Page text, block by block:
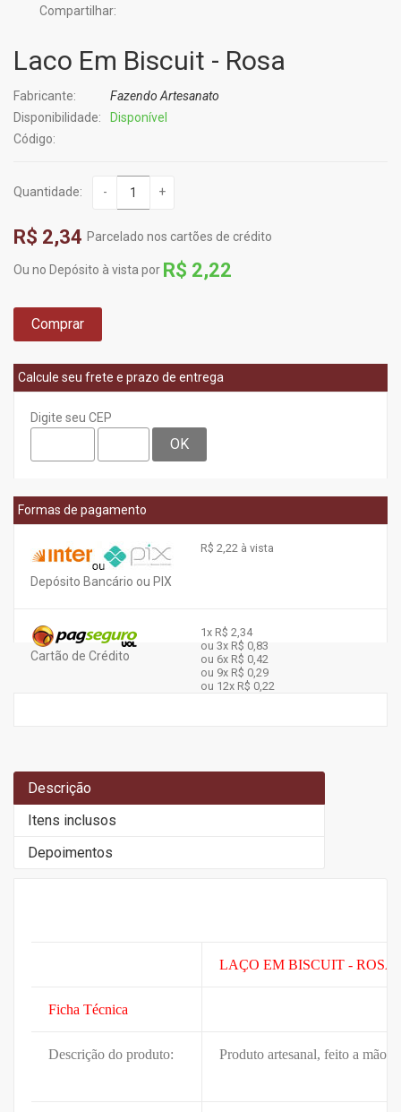
Compartilhar:
Laco Em Biscuit - Rosa
Fabricante:
Fazendo Artesanato
Disponibilidade:
Disponível
Código:
Quantidade: - +
R$ 2,34 Parcelado nos cartões de crédito
Ou no Depósito à vista por R$ 2,22
Comprar
Calcule seu frete e prazo de entrega
Digite seu CEP
OK
Formas de pagamento
Depósito Bancário ou PIX
R$ 2,22 à vista
Cartão de Crédito
1x R$ 2,34
ou 3x R$ 0,83
ou 6x R$ 0,42
ou 9x R$ 0,29
ou 12x R$ 0,22
Descrição
Itens inclusos
Depoimentos
LAÇO EM BISCUIT - ROSA
Ficha Técnica
Descrição do produto: Produto artesanal, feito a mão.